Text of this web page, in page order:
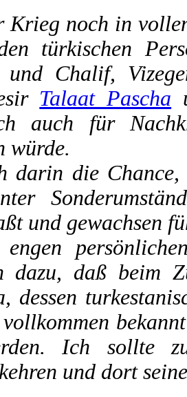
Krieg noch in
türkischen
und Chalif,
Talaat Pascha
auch für
würde.
darin die
und gewachsen
engen
dazu, daß beim
dessen
Ich sollte
und dort